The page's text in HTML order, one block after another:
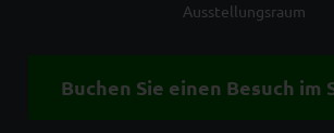
Ausstellungsraum
Buchen Sie einen Besuch im